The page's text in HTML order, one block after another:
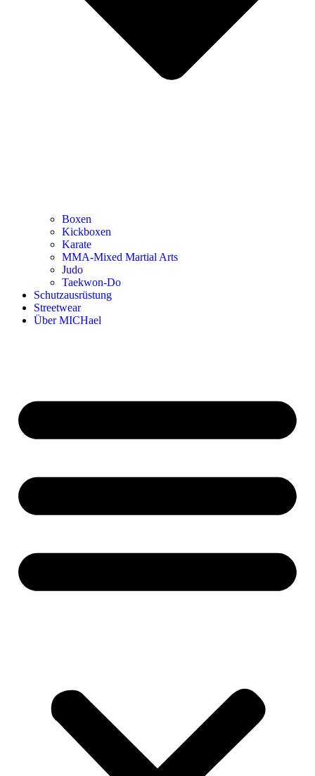
Boxen
Kickboxen
Karate
MMA-Mixed Martial Arts
Judo
Taekwon-Do
Schutzausrüstung
Streetwear
Über MICHael